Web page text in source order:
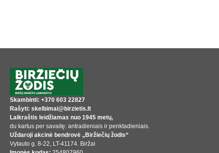
Skambinti: +370 603 22827
Rašyti: skelbimai@birzietis.lt
Laikraštis leidžiamas nuo 1945 metų,
du kartus per savaitę: antradieniais ir penktadieniais.
Uždaroji akcinė bendrovė „Biržiečių žodis“
Vytauto g. 8-22, LT-41174. Biržai